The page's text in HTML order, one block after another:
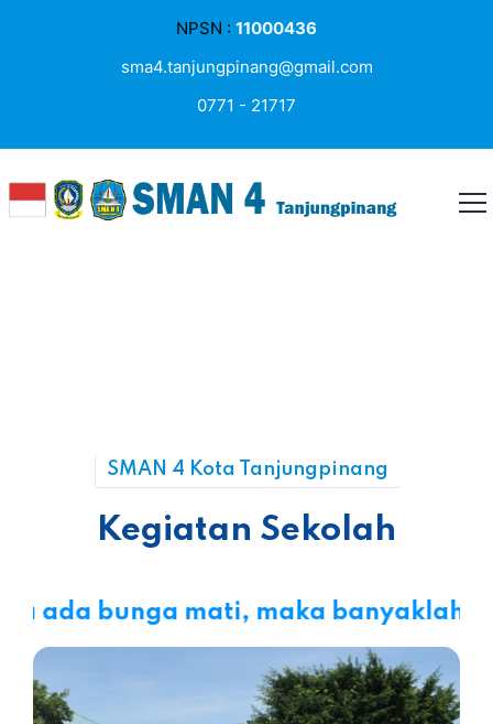
NPSN : 11000436
sma4.tanjungpinang@gmail.com
0771 - 21717
SMAN 4 Kota Tanjungpinang
Kegiatan Sekolah
ada bunga mati, maka banyaklah